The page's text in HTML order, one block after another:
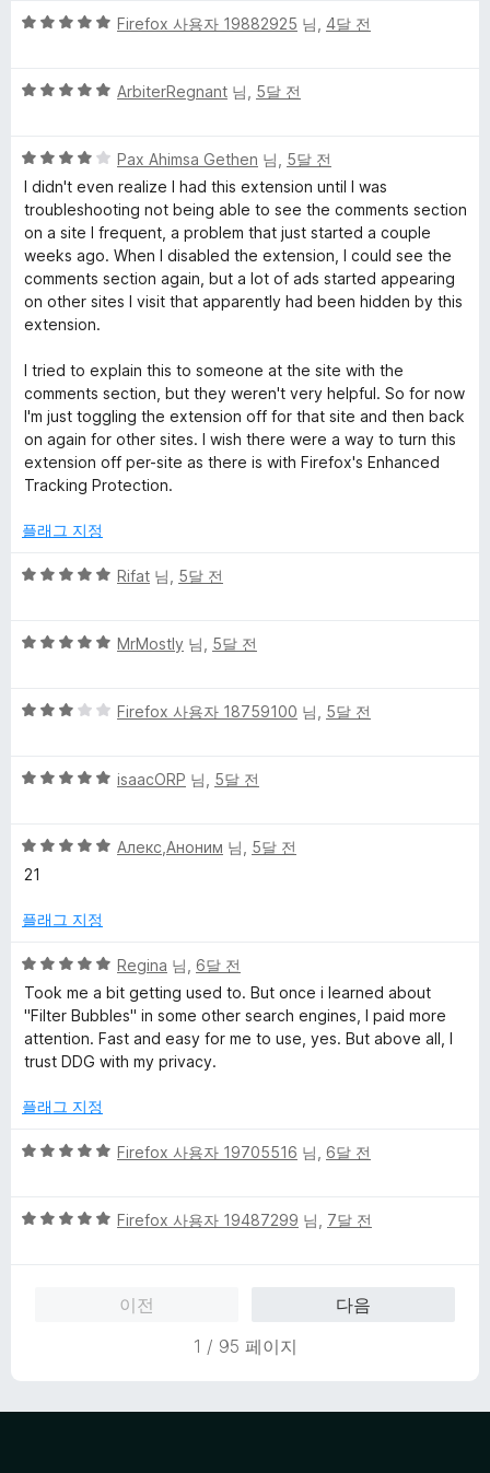
5
5
점
점
Firefox 사용자 19882925 님, 4달 전
5
점
에
5
점
ArbiterRegnant 님, 5달 전
5
점
만
점
에
4
점
Pax Ahimsa Gethen 님, 5달 전
I didn't even realize I had this extension until I was
troubleshooting not being able to see the comments section
on a site I frequent, a problem that just started a couple
weeks ago. When I disabled the extension, I could see the
comments section again, but a lot of ads started appearing
on other sites I visit that apparently had been hidden by this
extension.
I tried to explain this to someone at the site with the
comments section, but they weren't very helpful. So for now
I'm just toggling the extension off for that site and then back
on again for other sites. I wish there were a way to turn this
extension off per-site as there is with Firefox's Enhanced
Tracking Protection.
플래그 지정
5
점
점
Rifat 님, 5달 전
5
점
점
MrMostly 님, 5달 전
5
점
점
Firefox 사용자 18759100 님, 5달 전
5
점
에
점
isaacORP 님, 5달 전
5
점
점
5
점
Алекс,Аноним 님, 5달 전
21
플래그 지정
5
점
만
점
에
점
Regina 님, 6달 전
Took me a bit getting used to. But once i learned about
"Filter Bubbles" in some other search engines, I paid more
attention. Fast and easy for me to use, yes. But above all, I
trust DDG with my privacy.
플래그 지정
5
점
Firefox 사용자 19705516 님, 6달 전
5
Firefox 사용자 19487299 님, 7달 전
이전
다음
1 / 95 페이지